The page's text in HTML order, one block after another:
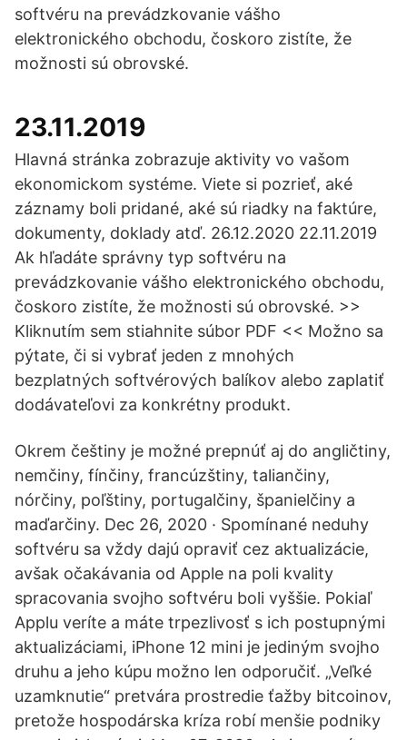
softvéru na prevádzkovanie vášho
elektronického obchodu, čoskoro zistíte, že
možnosti sú obrovské.
23.11.2019
Hlavná stránka zobrazuje aktivity vo vašom
ekonomickom systéme. Viete si pozrieť, aké
záznamy boli pridané, aké sú riadky na faktúre,
dokumenty, doklady atď. 26.12.2020 22.11.2019
Ak hľadáte správny typ softvéru na
prevádzkovanie vášho elektronického obchodu,
čoskoro zistíte, že možnosti sú obrovské. >>
Kliknutím sem stiahnite súbor PDF << Možno sa
pýtate, či si vybrať jeden z mnohých
bezplatných softvérových balíkov alebo zaplatiť
dodávateľovi za konkrétny produkt.
Okrem češtiny je možné prepnúť aj do angličtiny,
nemčiny, fínčiny, francúzštiny, taliančiny,
nórčiny, poľštiny, portugalčiny, španielčiny a
maďarčiny. Dec 26, 2020 · Spomínané neduhy
softvéru sa vždy dajú opraviť cez aktualizácie,
avšak očakávania od Apple na poli kvality
spracovania svojho softvéru boli vyššie. Pokiaľ
Applu veríte a máte trpezlivosť s ich postupnými
aktualizáciami, iPhone 12 mini je jediným svojho
druhu a jeho kúpu možno len odporučiť. „Veľké
uzamknutie“ pretvára prostredie ťažby bitcoinov,
pretože hospodárska kríza robí menšie podniky